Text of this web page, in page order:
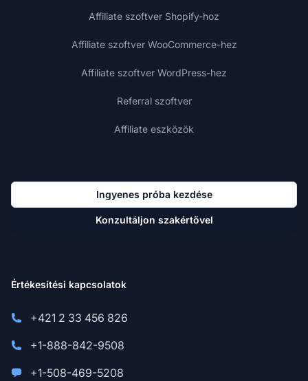
Affiliate szoftver Shopify-hoz
Affiliate szoftver WooCommerce-hez
Affiliate szoftver WordPress-hez
Referral szoftver
Affiliate eszközök
Ingyenes próba kezdése
Konzultáljon szakértővel
Értékesítési kapcsolatok
+421 2 33 456 826
+1-888-842-9508
+1-508-469-5208